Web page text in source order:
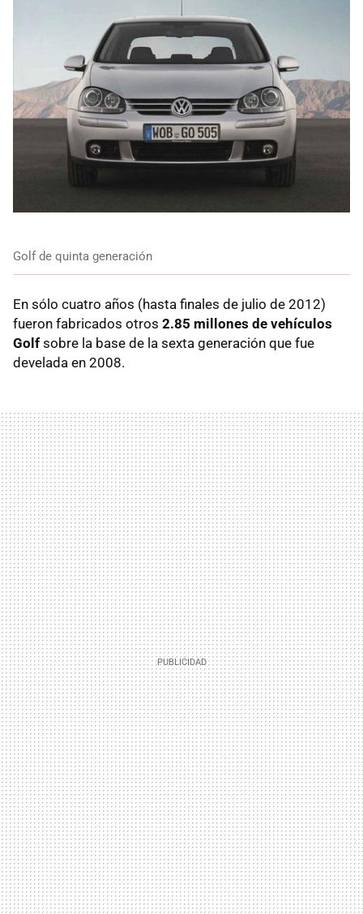
Golf de quinta generación
En sólo cuatro años (hasta finales de julio de 2012)
fueron fabricados otros 2.85 millones de vehículos
Golf sobre la base de la sexta generación que fue
develada en 2008.